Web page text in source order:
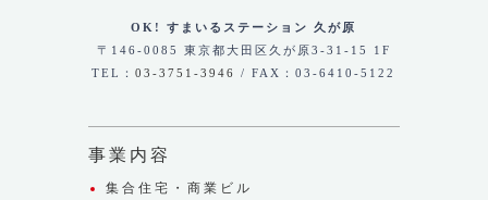
OK! すまいるステーション 久が原
〒146-0085 東京都大田区久が原3-31-15 1F
TEL：03-3751-3946 / FAX：03-6410-5122
事業内容
集合住宅・商業ビル